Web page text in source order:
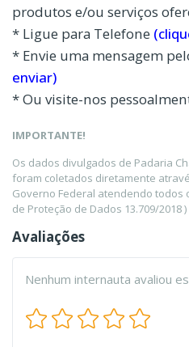
produtos e/ou serviços
* Ligue para Telefone
* Envie uma mensagem
enviar)
* Ou visite-nos
IMPORTANTE!
Os dados divulgados de Padaria
foram coletados diretamente
Governo Federal atendendo todos
de Proteção de Dados 13.709/2018 )
Avaliações
Nenhum internauta avaliou